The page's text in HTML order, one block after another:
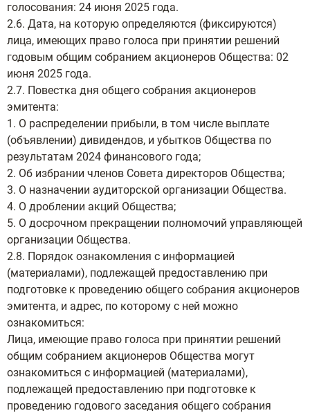
голосования: 24 июня 2025 года.
2.6. Дата, на которую определяются (фиксируются)
лица, имеющих право голоса при принятии решений
годовым общим собранием акционеров Общества: 02
июня 2025 года.
2.7. Повестка дня общего собрания акционеров
эмитента:
1. О распределении прибыли, в том числе выплате
(объявлении) дивидендов, и убытков Общества по
результатам 2024 финансового года;
2. Об избрании членов Совета директоров Общества;
3. О назначении аудиторской организации Общества.
4. О дроблении акций Общества;
5. О досрочном прекращении полномочий управляющей
организации Общества.
2.8. Порядок ознакомления с информацией
(материалами), подлежащей предоставлению при
подготовке к проведению общего собрания акционеров
эмитента, и адрес, по которому с ней можно
ознакомиться:
Лица, имеющие право голоса при принятии решений
общим собранием акционеров Общества могут
ознакомиться с информацией (материалами),
подлежащей предоставлению при подготовке к
проведению годового заседания общего собрания